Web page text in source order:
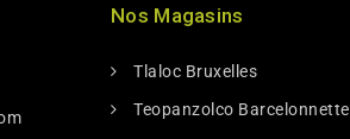
Nos Magasins
Tlaloc Bruxelles
Teopanzolco Barcelonnette